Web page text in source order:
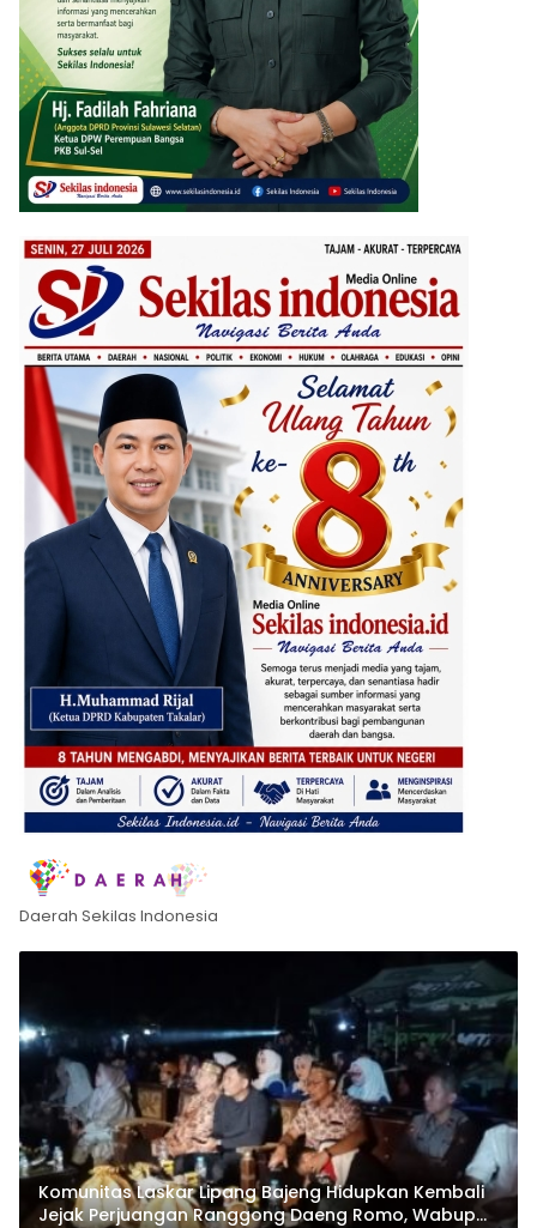
Daerah Sekilas Indonesia
Komunitas Laskar Lipang Bajeng Hidupkan Kembali
Jejak Perjuangan Ranggong Daeng Romo, Wabup